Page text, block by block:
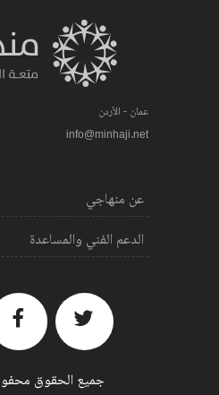
عمان - الأردن
info@minhaji.net
عن منهاجي
الدعم الفني والمساعدة
جميع الحقوق